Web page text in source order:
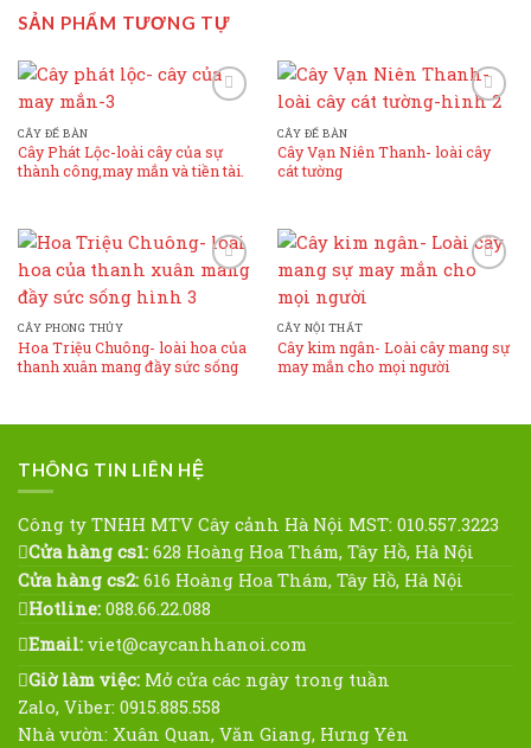
SẢN PHẨM TƯƠNG TỰ
CÂY ĐỂ BÀN
Cây Phát Lộc-loài cây của sự
thành công,may mắn và tiền tài.
CÂY ĐỂ BÀN
Cây Vạn Niên Thanh- loài cây
cát tường
Wishlist
CÂY PHONG THỦY
Hoa Triệu Chuông- loài hoa của
thanh xuân mang đầy sức sống
CÂY NỘI THẤT
Cây kim ngân- Loài cây mang sự
may mắn cho mọi người
THÔNG TIN LIÊN HỆ
Công ty TNHH MTV Cây cảnh Hà Nội MST: 010.557.3223
Cửa hàng cs1: 628 Hoàng Hoa Thám, Tây Hồ, Hà Nội
Cửa hàng cs2: 616 Hoàng Hoa Thám, Tây Hồ, Hà Nội
Hotline: 088.66.22.088
Email: viet@caycanhhanoi.com
Giờ làm việc: Mở cửa các ngày trong tuần
Zalo, Viber: 0915.885.558
Nhà vườn: Xuân Quan, Văn Giang, Hưng Yên